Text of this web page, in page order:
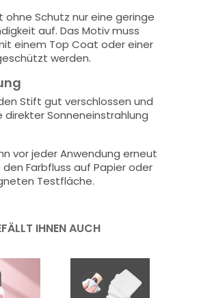
ohne Schutz nur eine geringe
auf. Das Motiv muss
einem Top Coat oder einer
werden.
Stift gut verschlossen und
direkter Sonneneinstrahlung
vor jeder Anwendung erneut
Farbfluss auf Papier oder
Testfläche.
IHNEN AUCH